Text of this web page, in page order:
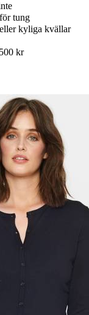
tung
kyliga kvällar
kr